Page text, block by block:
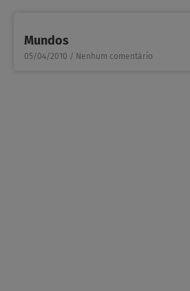
Mundos
05/04/2010 Nenhum comentário